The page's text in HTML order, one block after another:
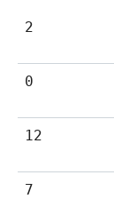
2
0
12
7